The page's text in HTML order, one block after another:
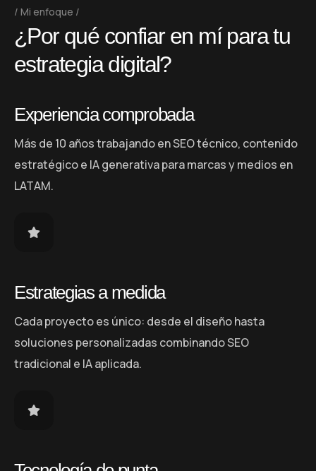
Mi enfoque
¿Por qué confiar en mí para tu
estrategia digital?
Experiencia comprobada
Más de 10 años trabajando en SEO técnico, contenido
estratégico e IA generativa para marcas y medios en
LATAM.
Estrategias a medida
Cada proyecto es único: desde el diseño hasta
soluciones personalizadas combinando SEO
tradicional e IA aplicada.